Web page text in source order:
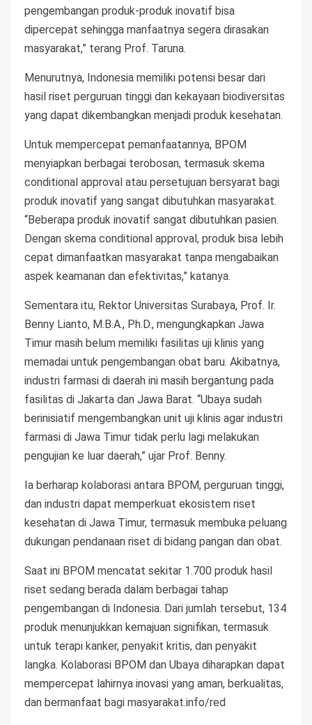
pengembangan produk-produk inovatif bisa
dipercepat sehingga manfaatnya segera dirasakan
masyarakat,” terang Prof. Taruna.
Menurutnya, Indonesia memiliki potensi besar dari
hasil riset perguruan tinggi dan kekayaan biodiversitas
yang dapat dikembangkan menjadi produk kesehatan.
Untuk mempercepat pemanfaatannya, BPOM
menyiapkan berbagai terobosan, termasuk skema
conditional approval atau persetujuan bersyarat bagi
produk inovatif yang sangat dibutuhkan masyarakat.
“Beberapa produk inovatif sangat dibutuhkan pasien.
Dengan skema conditional approval, produk bisa lebih
cepat dimanfaatkan masyarakat tanpa mengabaikan
aspek keamanan dan efektivitas,” katanya.
Sementara itu, Rektor Universitas Surabaya, Prof. Ir.
Benny Lianto, M.B.A., Ph.D., mengungkapkan Jawa
Timur masih belum memiliki fasilitas uji klinis yang
memadai untuk pengembangan obat baru. Akibatnya,
industri farmasi di daerah ini masih bergantung pada
fasilitas di Jakarta dan Jawa Barat. “Ubaya sudah
berinisiatif mengembangkan unit uji klinis agar industri
farmasi di Jawa Timur tidak perlu lagi melakukan
pengujian ke luar daerah,” ujar Prof. Benny.
Ia berharap kolaborasi antara BPOM, perguruan tinggi,
dan industri dapat memperkuat ekosistem riset
kesehatan di Jawa Timur, termasuk membuka peluang
dukungan pendanaan riset di bidang pangan dan obat.
Saat ini BPOM mencatat sekitar 1.700 produk hasil
riset sedang berada dalam berbagai tahap
pengembangan di Indonesia. Dari jumlah tersebut, 134
produk menunjukkan kemajuan signifikan, termasuk
untuk terapi kanker, penyakit kritis, dan penyakit
langka. Kolaborasi BPOM dan Ubaya diharapkan dapat
mempercepat lahirnya inovasi yang aman, berkualitas,
dan bermanfaat bagi masyarakat.info/red